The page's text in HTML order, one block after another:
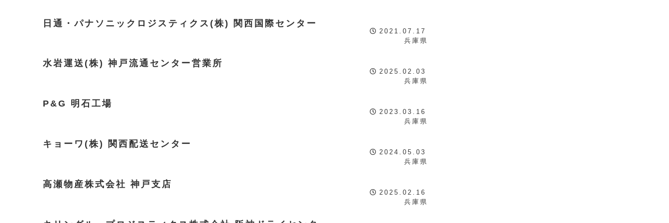
日通・パナソニックロジスティクス(株) 関西国際センター
2021.07.17
兵庫県
水岩運送(株) 神戸流通センター営業所
2025.02.03
兵庫県
P&G 明石工場
2023.03.16
兵庫県
キョーワ(株) 関西配送センター
2024.05.03
兵庫県
高瀬物産株式会社 神戸支店
2025.02.16
兵庫県